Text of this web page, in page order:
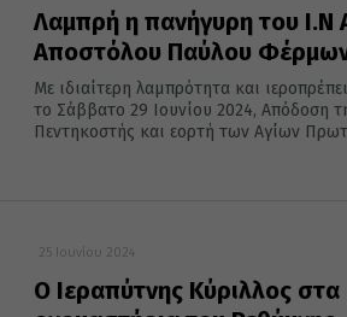
Λαμπρή η πανήγυρη του Ι.Ν
Αποστόλου Παύλου
Με ιδιαίτερη λαμπρότητα και
το Σάββατο 29 Ιουνίου 2024, Απόδοση
Πεντηκοστής και εορτή των Αγίων
25 Ιουνίου 2024
Ο Ιεραπύτνης Κύριλλος στα